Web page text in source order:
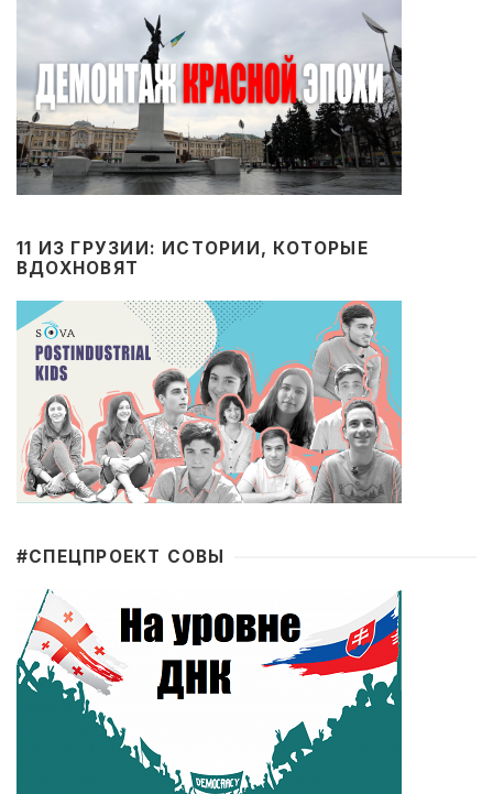
11 ИЗ ГРУЗИИ: ИСТОРИИ, КОТОРЫЕ
ВДОХНОВЯТ
#CПЕЦПРОЕКТ СОВЫ